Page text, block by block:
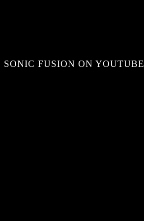
SONIC FUSION ON YOUTUBE